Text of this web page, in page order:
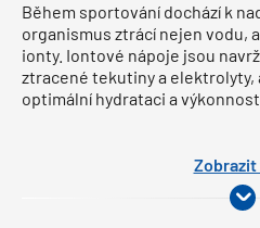
Během sportování dochází k
organismus ztrácí nejen vodu,
ionty. Iontové nápoje jsou
ztracené tekutiny a elektrolyty,
optimální hydrataci a
Zobrazit